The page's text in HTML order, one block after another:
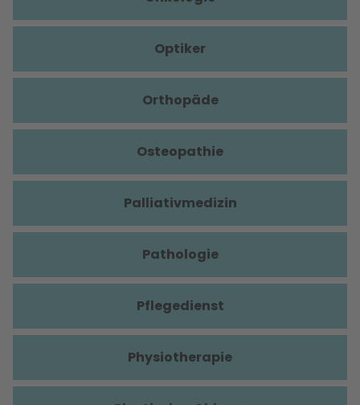
Optiker
Orthopäde
Osteopathie
Palliativmedizin
Pathologie
Pflegedienst
Physiotherapie